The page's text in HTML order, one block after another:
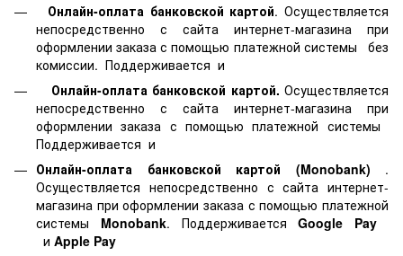
Онлайн-оплата банковской картой. Осуществляется
непосредственно с сайта интернет-магазина при
оформлении заказа с помощью платежной системы
без
комиссии. Поддерживается и
Онлайн-оплата банковской картой. Осуществляется
непосредственно с сайта интернет-магазина при
оформлении заказа с помощью платежной системы
Поддерживается и
Онлайн-оплата банковской картой
(Monobank) .
Осуществляется непосредственно с сайта интернет-
магазина при оформлении заказа с помощью платежной
системы Monobank. ПоддерживаетсяGoogle Pay
и Apple Pay